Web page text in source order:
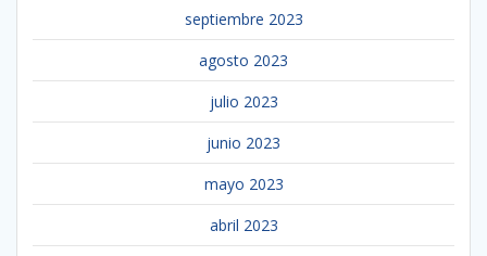
septiembre 2023
agosto 2023
julio 2023
junio 2023
mayo 2023
abril 2023